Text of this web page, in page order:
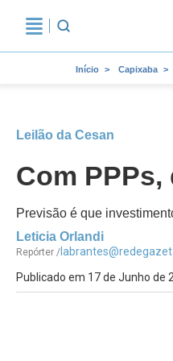
Início Capixaba
Leilão da Cesan
Com
Previsão é que
Leticia Orlandi
Repórter /
Publicado em 17 de Junho de